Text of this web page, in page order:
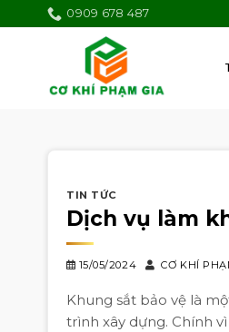
0909 678 487
TIN TỨC
Dịch vụ làm
15/05/2024 CƠ KHÍ
Khung sắt bảo vệ là
trình xây dựng. Chính